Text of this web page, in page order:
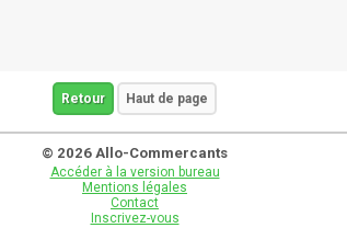
Retour Haut de page
© 2026 Allo-Commercants
Accéder à la version bureau
Mentions légales
Contact
Inscrivez-vous